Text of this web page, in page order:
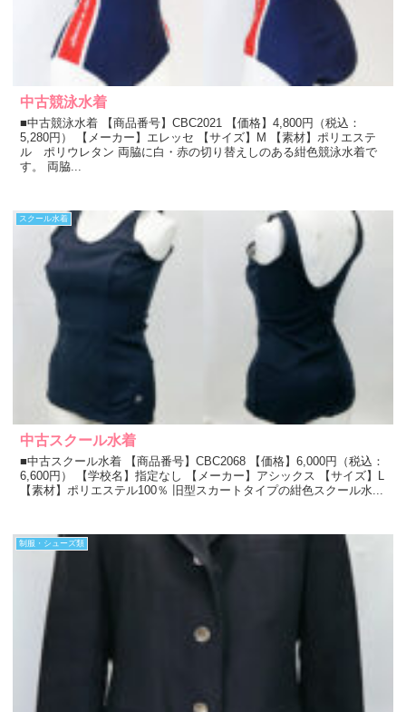
中古競泳水着
■中古競泳水着 【商品番号】CBC2021 【価格】4,800円（税込：
5,280円） 【メーカー】エレッセ 【サイズ】M 【素材】ポリエステ
ル ポリウレタン 両脇に白・赤の切り替えしのある紺色競泳水着で
す。 両脇...
スクール水着
中古スクール水着
■中古スクール水着 【商品番号】CBC2068 【価格】6,000円（税込：
6,600円） 【学校名】指定なし 【メーカー】アシックス 【サイズ】L
【素材】ポリエステル100％ 旧型スカートタイプの紺色スクール水...
制服・シューズ類